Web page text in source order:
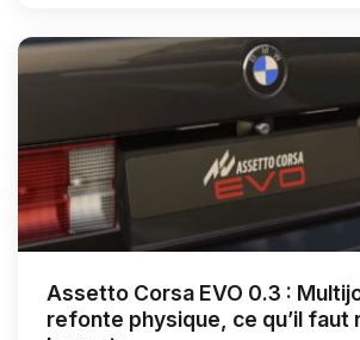
Assetto Corsa EVO 0.3 :
refonte physique, ce qu’il faut